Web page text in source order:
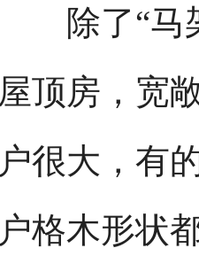
除了“马
屋顶房，宽
户很大，有
户格木形状